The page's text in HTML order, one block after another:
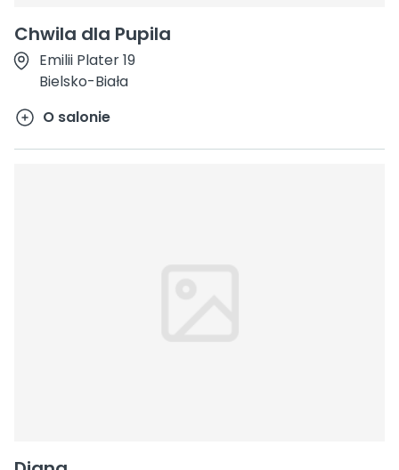
Chwila dla Pupila
Emilii Plater 19
Bielsko-Biała
O salonie